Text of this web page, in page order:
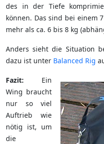
des in der Tiefe
können. Das sind bei einem
mehr als ca. 6 bis 8 kg
Anders sieht die Situation
dazu ist unter Balanced Rig
Fazit: Ein
Wing braucht
nur so viel
Auftrieb wie
nötig ist, um
die